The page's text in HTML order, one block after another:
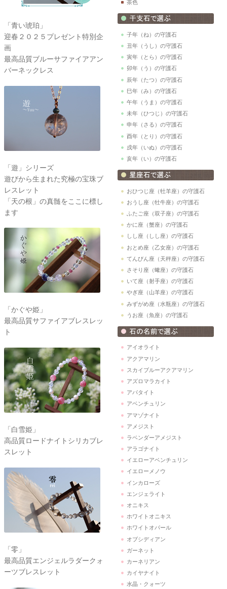
「青い琥珀」
迎春２０２５プレゼント特別企
画
最高品質ブルーサファイアアン
バーネックレス
「遊」シリーズ
遊びから生まれた究極の宝珠ブ
レスレット
「天の根」の真髄をここに標し
ます
「かぐや姫」
最高品質サファイアブレスレッ
ト
「白雪姫」
高品質ロードナイトシリカブレ
スレット
「零」
最高品質エンジェルラダークォ
ーツブレスレット
茶色
子年（ね）の守護石
丑年（うし）の守護石
寅年（とら）の守護石
卯年（う）の守護石
辰年（たつ）の守護石
巳年（み）の守護石
午年（うま）の守護石
未年（ひつじ）の守護石
申年（さる）の守護石
酉年（とり）の守護石
戌年（いぬ）の守護石
亥年（い）の守護石
おひつじ座（牡羊座）の守護石
おうし座（牡牛座）の守護石
ふたご座（双子座）の守護石
かに座（蟹座）の守護石
しし座（しし座）の守護石
おとめ座（乙女座）の守護石
てんびん座（天秤座）の守護石
さそり座（蠍座）の守護石
いて座（射手座）の守護石
やぎ座（山羊座）の守護石
みずがめ座（水瓶座）の守護石
うお座（魚座）の守護石
アイオライト
アクアマリン
スカイブルーアクアマリン
アズロマラカイト
アパタイト
アベンチュリン
アマゾナイト
アメジスト
ラベンダーアメジスト
アラゴナイト
イエローアベンチュリン
イエローメノウ
インカローズ
エンジェライト
オニキス
ホワイトオニキス
ホワイトオパール
オブシディアン
ガーネット
カーネリアン
カイヤナイト
水晶・クォーツ